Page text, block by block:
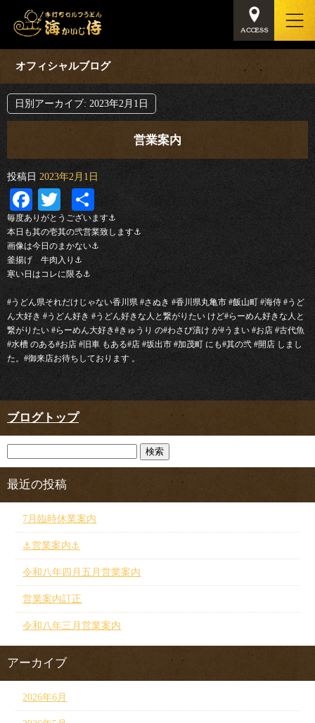
オフィシャルブログ
日別アーカイブ: 2023年2月1日
営業案内
投稿日 2023年2月1日
Facebook
Twitter
共
有
毎度ありがとうございます⚓︎
本日も其の壱其の弐営業致します⚓︎
画像は今日のまかない⚓︎
釜揚げ 牛肉入り⚓︎
寒い日はコレに限る⚓︎
#うどん県それだけじゃない香川県 #さぬき #香川県丸亀市 #飯山町 #海侍 #うど
ん大好き #うどん好き #うどん好きな人と繋がりたい けど#らーめん好きな人と
繋がりたい #らーめん大好き#きゅうり の#わさび漬け が#うまい #お店 #古代魚
#水槽 のある#お店 #旧車 もある#店 #坂出市 #加茂町 にも#其の弐 #開店 しまし
た。#御来店お待ちしております 。
ブログトップ
最近の投稿
7月臨時休業案内
⚓︎営業案内⚓︎
令和八年四月五月営業案内
営業案内訂正
令和八年三月営業案内
アーカイブ
2026年6月